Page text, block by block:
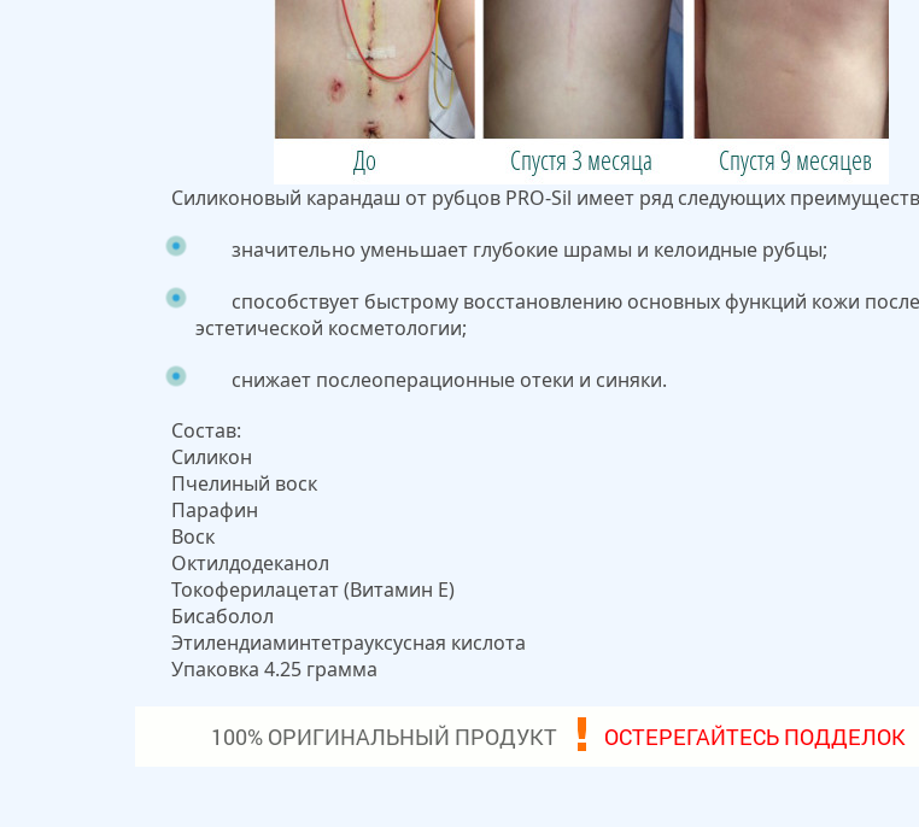
Силиконовый карандаш от рубцов PRO-Sil имеет ряд следующих
значительно уменьшает глубокие шрамы и келоидные рубцы;
способствует быстрому восстановлению основных функций кожи после
эстетической косметологии;
снижает послеоперационные отеки и синяки.
Состав:
Силикон
Пчелиный воск
Парафин
Воск
Октилдодеканол
Токоферилацетат (Витамин Е)
Бисаболол
Этилендиаминтетрауксусная кислота
Упаковка 4.25 грамма